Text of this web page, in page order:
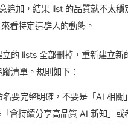
追加，結果 list 的品質就不太穩
看特定這群人的動態。
立的 lists 全部刪掉，重新建立新
清單。規則如下：
要完整明確，不要是「AI 相關
會持續分享高品質 AI 新知」或